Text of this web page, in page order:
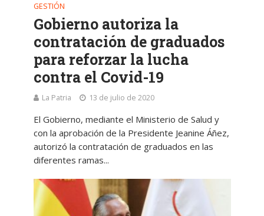
GESTIÓN
Gobierno autoriza la
contratación de graduados
para reforzar la lucha
contra el Covid-19
La Patria 13 de julio de 2020
El Gobierno, mediante el Ministerio de Salud y
con la aprobación de la Presidente Jeanine Áñez,
autorizó la contratación de graduados en las
diferentes ramas...